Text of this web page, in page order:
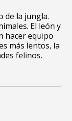
de la jungla.
El león y
hacer equipo
más lentos, la
felinos.